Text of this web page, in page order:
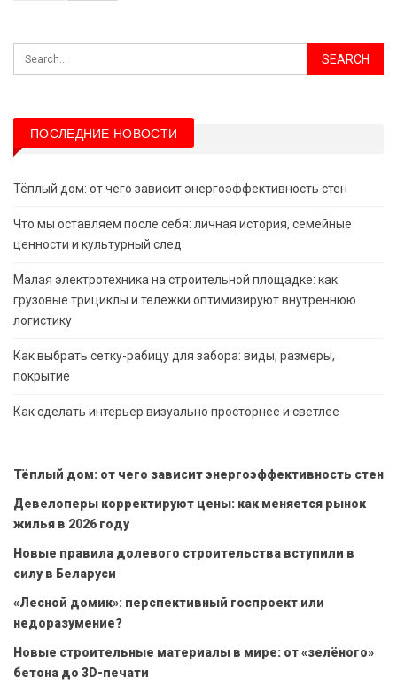
ПОСЛЕДНИЕ НОВОСТИ
Тёплый дом: от чего зависит энергоэффективность стен
Что мы оставляем после себя: личная история, семейные
ценности и культурный след
Малая электротехника на строительной площадке: как
грузовые трициклы и тележки оптимизируют внутреннюю
логистику
Как выбрать сетку-рабицу для забора: виды, размеры,
покрытие
Как сделать интерьер визуально просторнее и светлее
Тёплый дом: от чего зависит энергоэффективность стен
Девелоперы корректируют цены: как меняется рынок
жилья в 2026 году
Новые правила долевого строительства вступили в
силу в Беларуси
«Лесной домик»: перспективный госпроект или
недоразумение?
Новые строительные материалы в мире: от «зелёного»
бетона до 3D-печати